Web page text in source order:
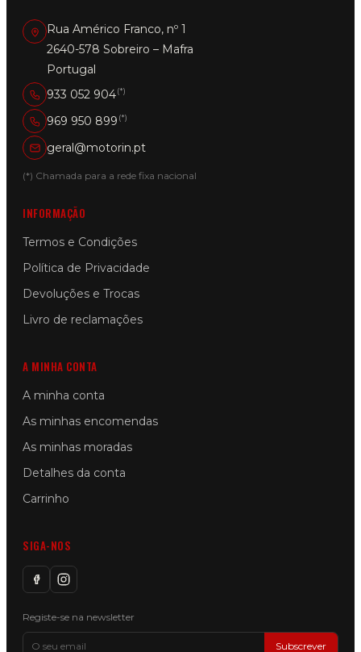
Rua Américo Franco, nº 1
2640-578 Sobreiro – Mafra
Portugal
933 052 904(*)
969 950 899 (*)
geral@motorin.pt
(*) Chamada para a rede fixa nacional
INFORMAÇÃO
Termos e Condições
Política de Privacidade
Devoluções e Trocas
Livro de reclamações
A MINHA CONTA
A minha conta
As minhas encomendas
As minhas moradas
Detalhes da conta
Carrinho
SIGA-NOS
Registe-se na newsletter
Subscrever